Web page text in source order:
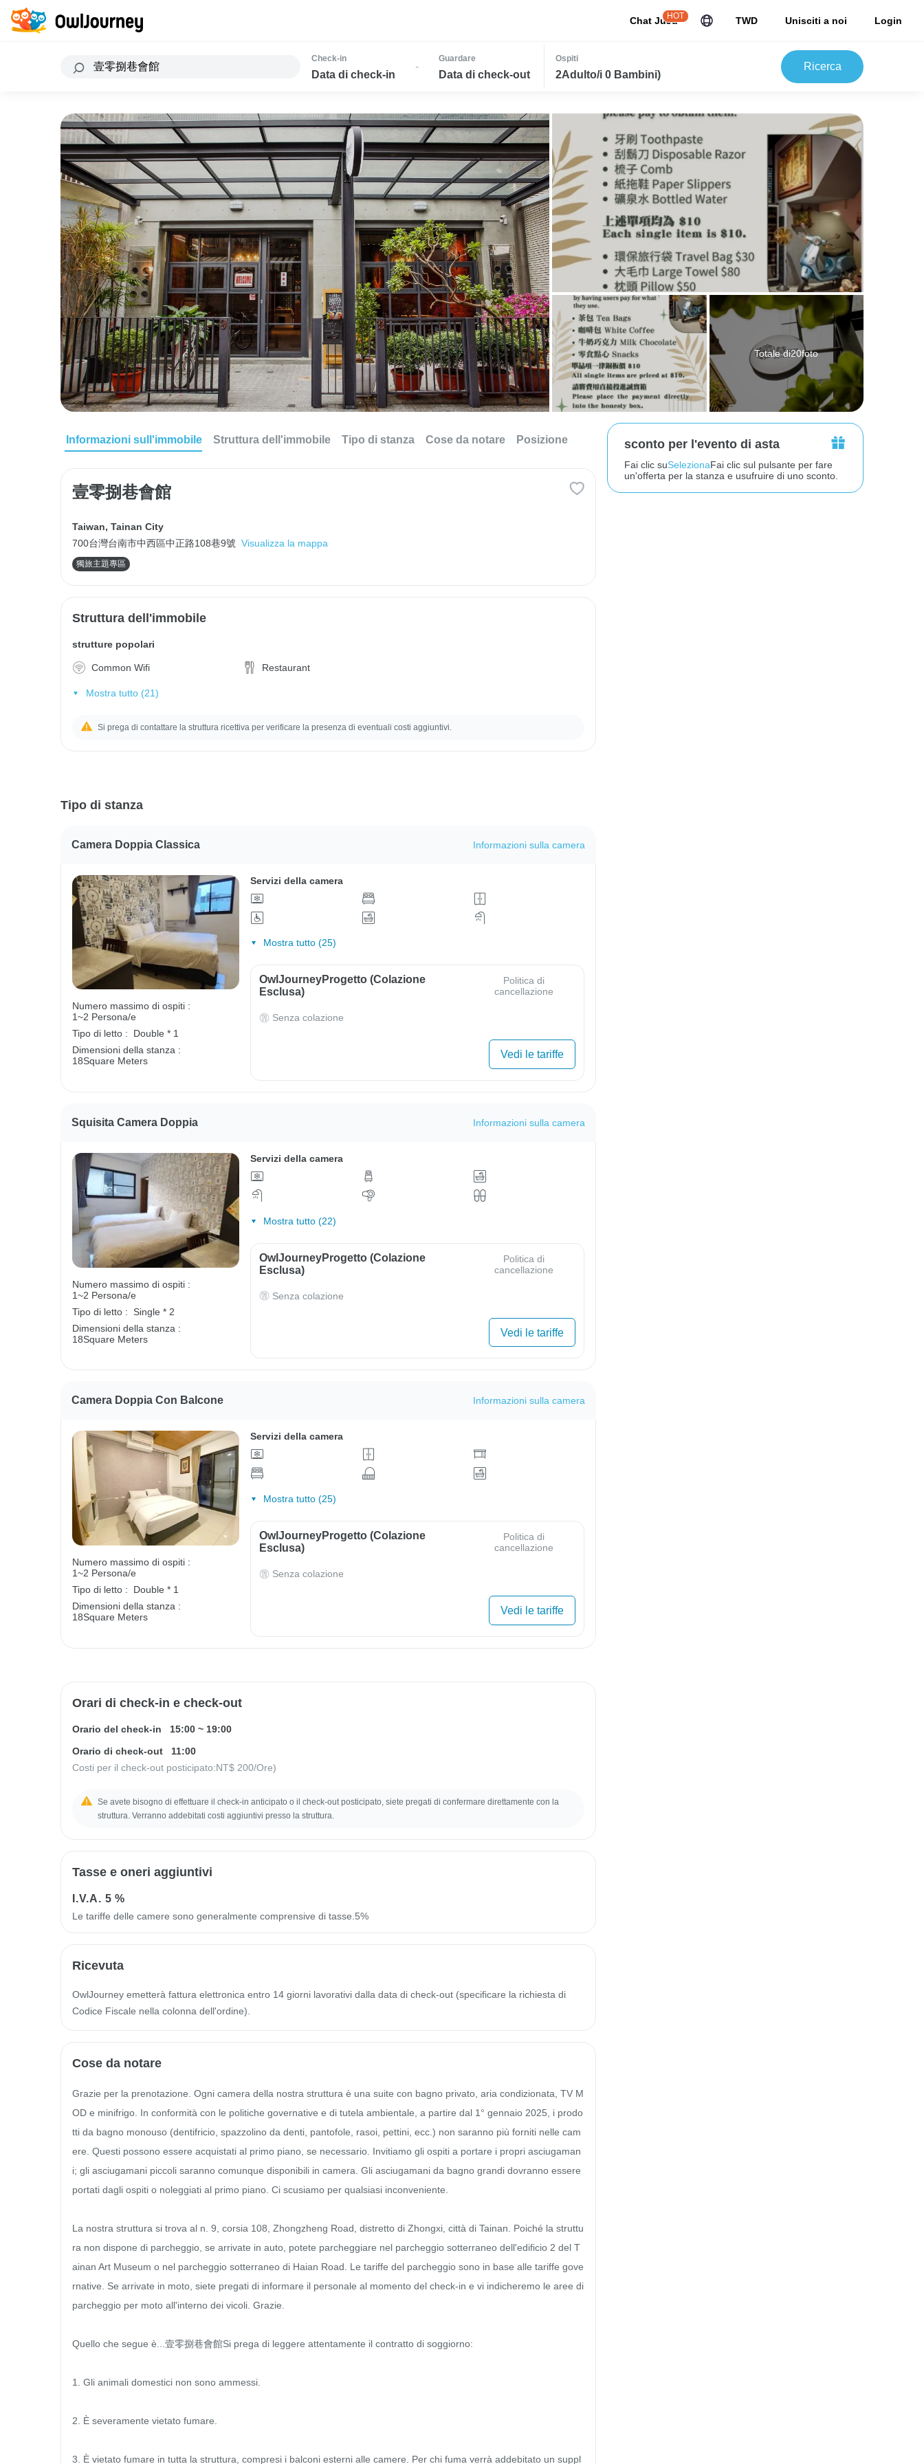
Chat JuJu
HOT TWD Unisciti a noi Login
Check-in
Data di check-in
-
Guardare
Data di check-out
Ospiti
2Adulto/i 0 Bambini)
Ricerca
Totale di20foto
Informazioni sull'immobile Struttura dell'immobile Tipo di stanza Cose da notare Posizione
壹零捌巷會館
Taiwan, Tainan City
700台灣台南市中西區中正路108巷9號 Visualizza la mappa
獨旅主題專區
Struttura dell'immobile
strutture popolari
Common Wifi Restaurant
Mostra tutto (21)
Si prega di contattare la struttura ricettiva per verificare la presenza di eventuali costi aggiuntivi.
Tipo di stanza
Camera Doppia Classica Informazioni sulla camera
Numero massimo di ospiti :
1~2 Persona/e
Tipo di letto :
Double * 1
Dimensioni della stanza :
18Square Meters
Servizi della camera
Mostra tutto (25)
OwlJourneyProgetto (colazione
Esclusa)
Politica di
cancellazione
Senza colazione
Vedi le tariffe
Squisita Camera Doppia Informazioni sulla camera
Numero massimo di ospiti :
1~2 Persona/e
Tipo di letto :
Single * 2
Dimensioni della stanza :
18Square Meters
Servizi della camera
Mostra tutto (22)
OwlJourneyProgetto (colazione
Esclusa)
Politica di
cancellazione
Senza colazione
Vedi le tariffe
Camera Doppia Con Balcone Informazioni sulla camera
Numero massimo di ospiti :
1~2 Persona/e
Tipo di letto :
Double * 1
Dimensioni della stanza :
18Square Meters
Servizi della camera
Mostra tutto (25)
OwlJourneyProgetto (colazione
Esclusa)
Politica di
cancellazione
Senza colazione
Vedi le tariffe
Orari di check-in e check-out
Orario del check-in 15:00 ~ 19:00
Orario di check-out
11:00
Costi per il check-out posticipato:NT$ 200/Ore)
Se avete bisogno di effettuare il check-in anticipato o il check-out posticipato, siete pregati di confermare direttamente con la
struttura. Verranno addebitati costi aggiuntivi presso la struttura.
Tasse e oneri aggiuntivi
I.V.A. 5 %
Le tariffe delle camere sono generalmente comprensive di tasse.5%
Ricevuta
OwlJourney emetterà fattura elettronica entro 14 giorni lavorativi dalla data di check-out (specificare la richiesta di
Codice Fiscale nella colonna dell'ordine).
Cose da notare
Grazie per la prenotazione. Ogni camera della nostra struttura è una suite con bagno privato, aria condizionata, TV M
OD e minifrigo. In conformità con le politiche governative e di tutela ambientale, a partire dal 1° gennaio 2025, i prodo
tti da bagno monouso (dentifricio, spazzolino da denti, pantofole, rasoi, pettini, ecc.) non saranno più forniti nelle cam
ere. Questi possono essere acquistati al primo piano, se necessario. Invitiamo gli ospiti a portare i propri asciugaman
i; gli asciugamani piccoli saranno comunque disponibili in camera. Gli asciugamani da bagno grandi dovranno essere
portati dagli ospiti o noleggiati al primo piano. Ci scusiamo per qualsiasi inconveniente.
La nostra struttura si trova al n. 9, corsia 108, Zhongzheng Road, distretto di Zhongxi, città di Tainan. Poiché la struttu
ra non dispone di parcheggio, se arrivate in auto, potete parcheggiare nel parcheggio sotterraneo dell'edificio 2 del T
ainan Art Museum o nel parcheggio sotterraneo di Haian Road. Le tariffe del parcheggio sono in base alle tariffe gove
rnative. Se arrivate in moto, siete pregati di informare il personale al momento del check-in e vi indicheremo le aree di
parcheggio per moto all'interno dei vicoli. Grazie.
Quello che segue è...壹零捌巷會館Si prega di leggere attentamente il contratto di soggiorno:
1. Gli animali domestici non sono ammessi.
2. È severamente vietato fumare.
3. È vietato fumare in tutta la struttura, compresi i balconi esterni alle camere. Per chi fuma verrà addebitato un suppl
sconto per l'evento di asta
Fai clic suSelezionaFai clic sul pulsante per fare
un'offerta per la stanza e usufruire di uno sconto.